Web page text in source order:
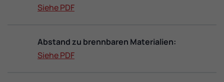
Siehe PDF
Abstand zu brennbaren Materialien:
Siehe PDF